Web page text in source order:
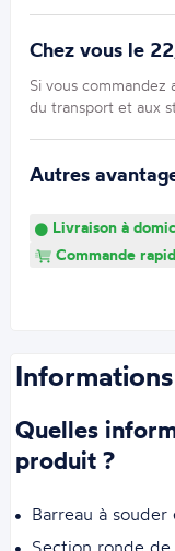
Chez vous le
Si vous commandez
du transport et aux
Autres
Livraison à
Commande
Quelles
produit ?
Barreau à souder
Section ronde